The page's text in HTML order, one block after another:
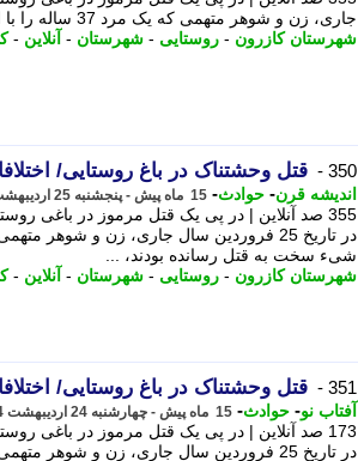
جاری، زن و شوهر متهمی که یک مرد 37 ساله را با استفاده از شیء سخت به قتل رسانده بودند، ...
شهرستان کازرون - روستایی - شهرستان - آنلاین -
350 - قتل وحشتناک در باغ روستایی/
اندیشه قرن- حوادث- 15 ماه پیش - پنجشنبه 25 اردیبهشت 1404، 06:52
355 صد آنلاین | در پی یک قتل مرموز در باغی
شیء سخت به قتل رسانده بودند، ...
شهرستان کازرون - روستایی - شهرستان - آنلاین -
351 - قتل وحشتناک در باغ روستایی/
آفتاب نو- حوادث- 15 ماه پیش - چهارشنبه 24 اردیبهشت 1404، 21:57
173 صد آنلاین | در پی یک قتل مرموز در باغی